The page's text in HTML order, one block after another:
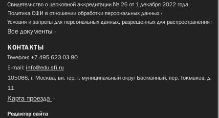
Свидетельство о церковной аккредитации № 26 от 1 декабря 2022 года
Политика СФИ в отношении обработки персональных данных
Условия и запреты для персональных данных, разрешенных для распространения
Все документы
КОНТАКТЫ
Телефон: +7 495 623 03 80
E-mail: info@edu.sfi.ru
105066, г. Москва, вн. тер. г. муниципальный округ Басманный, пер. Токмаков, д.
11
Карта проезда
Редактор сайта